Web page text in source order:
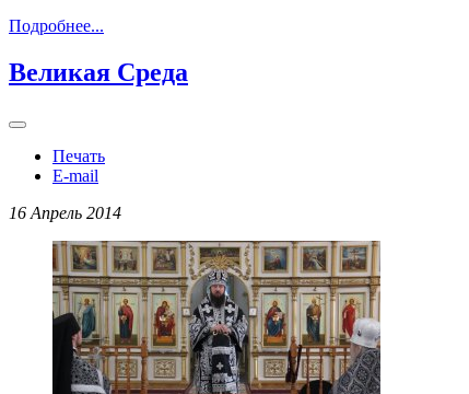
Подробнее...
Великая Среда
Печать
E-mail
16 Апрель 2014